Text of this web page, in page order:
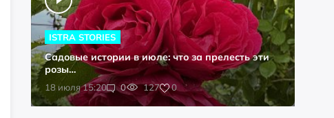
18 июля 15:20 0 127 0
ISTRA STORIES
Садовые истории в июле: что за прелесть эти
розы…